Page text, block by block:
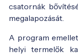
csatornák
megalapozását.
A program
helyi termelők